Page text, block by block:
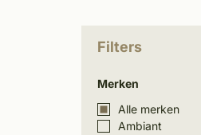
Filters
Merken
Alle merken
Ambiant